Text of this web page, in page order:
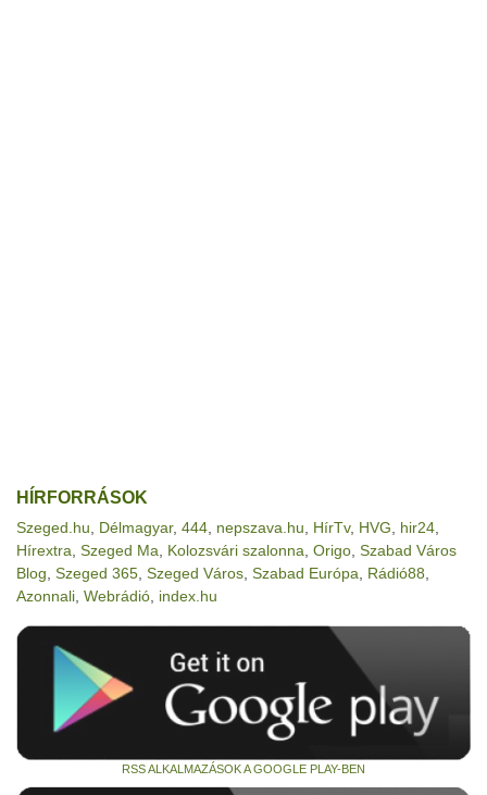
HÍRFORRÁSOK
Szeged.hu Délmagyar, 444 nepszava.hu HírTv, HVG hir24
Hírextra Szeged Ma Kolozsvári szalonna Origo Szabad Város
Blog Szeged 365 Szeged Város Szabad Európa Rádió88
Azonnali Webrádió index.hu
RSS ALKALMAZÁSOK A GOOGLE PLAY-BEN